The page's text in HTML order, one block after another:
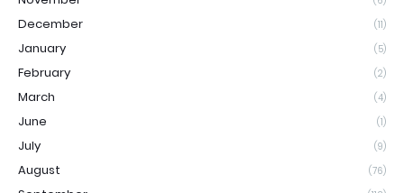
December (11)
January (5)
February (2)
March (4)
June (1)
July (9)
August (76)